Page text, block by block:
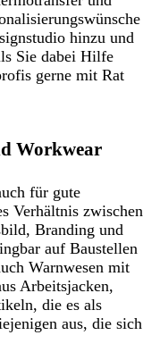
hinzu und
Sie dabei Hilfe
gerne mit Rat
Workwear
für gute
Verhältnis zwischen
Branding und
auf Baustellen
Warnwesen mit
Arbeitsjacken,
die es als
aus, die sich